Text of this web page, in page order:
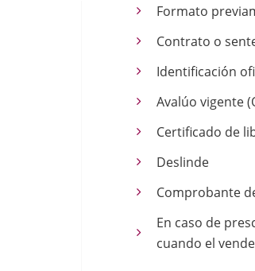
Formato
Contrato o
Identificación
Avalúo vigente
Certificado de
Deslinde
Comprobante
En caso de
cuando el